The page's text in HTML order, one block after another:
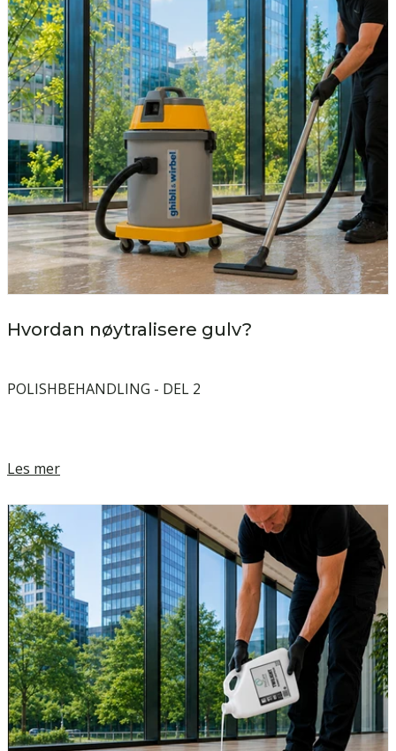
Hvordan nøytralisere gulv?
POLISHBEHANDLING - DEL 2
Les mer